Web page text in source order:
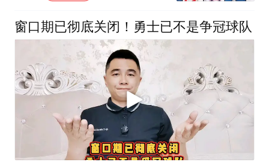
窗口期已彻底关闭！勇士已不是争冠球队